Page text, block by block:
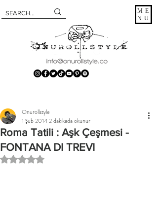
ME
NU
Roma Tatili : Aşk Çeşmesi -
FONTANA DI TREVI
Onurollstyle
1 Şub 20142 dakikada okunur
5 üzerinden NaN yıldız